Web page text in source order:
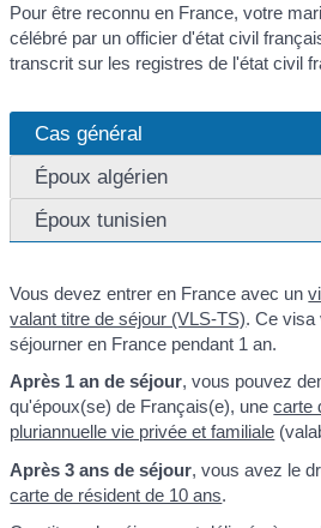
Pour être reconnu en France, votre
célébré par un officier d'état civil
transcrit sur les registres de l'état civil
Cas général
Époux algérien
Époux tunisien
Vous devez entrer en France avec un
valant titre de séjour (VLS-TS). Ce visa
séjourner en France pendant 1 an.
Après 1 an de séjour, vous pouvez
qu'époux(se) de Français(e), unecarte
pluriannuelle vie privée et familiale
Après 3 ans de séjour, vous avez le
carte de résident de 10 ans.